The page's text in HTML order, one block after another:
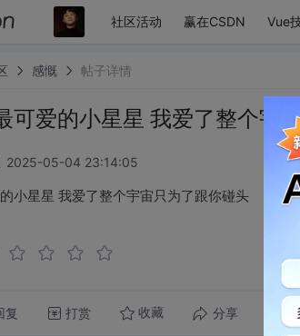
社区活动 赢在CSDN Vue
感慨 帖子详情
可爱的小星星 我爱了整个宇
2025-05-04 23:14:05
小星星 我爱了整个宇宙只为了跟你碰头
复 打赏 收藏 分享